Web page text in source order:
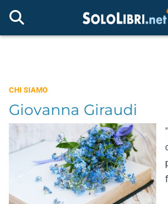
CHI SIAMO
Giovanna Giraudi